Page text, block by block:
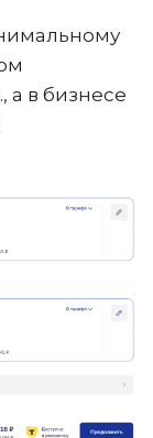
а в бизнесе